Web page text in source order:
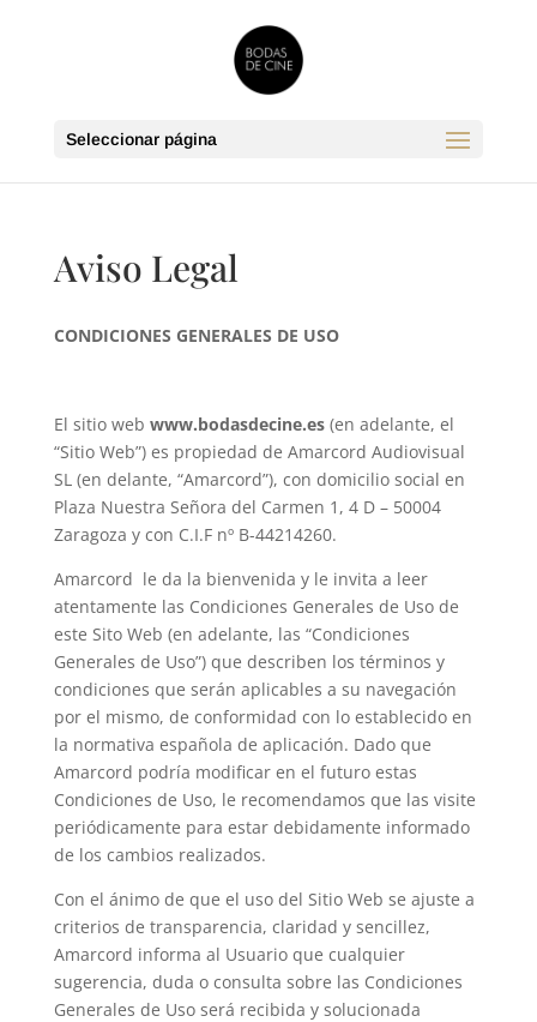
Seleccionar página
Aviso Legal
CONDICIONES GENERALES DE USO
El sitio web www.bodasdecine.es(en adelante, el
“Sitio Web”) es propiedad de Amarcord Audiovisual
SL (en delante, “Amarcord”), con domicilio social en
Plaza Nuestra Señora del Carmen 1, 4 D – 50004
Zaragoza y con C.I.F nº B-44214260.
Amarcord le da la bienvenida y le invita a leer
atentamente las Condiciones Generales de Uso de
este Sito Web (en adelante, las “Condiciones
Generales de Uso”) que describen los términos y
condiciones que serán aplicables a su navegación
por el mismo, de conformidad con lo establecido en
la normativa española de aplicación. Dado que
Amarcord podría modificar en el futuro estas
Condiciones de Uso, le recomendamos que las visite
periódicamente para estar debidamente informado
de los cambios realizados.
Con el ánimo de que el uso del Sitio Web se ajuste a
criterios de transparencia, claridad y sencillez,
Amarcord informa al Usuario que cualquier
sugerencia, duda o consulta sobre las Condiciones
Generales de Uso será recibida y solucionada